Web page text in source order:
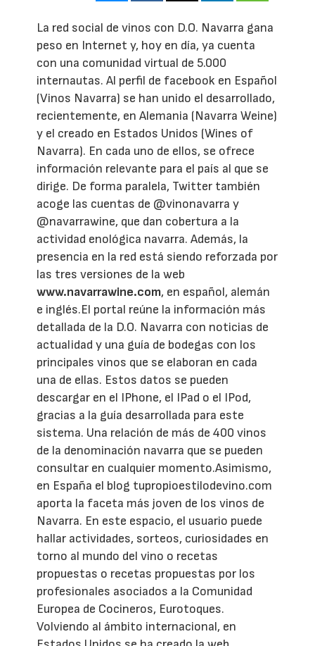
La red social de vinos con D.O. Navarra gana
peso en Internet y, hoy en día, ya cuenta
con una comunidad virtual de 5.000
internautas. Al perfil de facebook en Español
(Vinos Navarra) se han unido el desarrollado,
recientemente, en Alemania (Navarra Weine)
y el creado en Estados Unidos (Wines of
Navarra). En cada uno de ellos, se ofrece
información relevante para el país al que se
dirige. De forma paralela, Twitter también
acoge las cuentas de @vinonavarra y
@navarrawine, que dan cobertura a la
actividad enológica navarra. Además, la
presencia en la red está siendo reforzada por
las tres versiones de la web
www.navarrawine.com, en español, alemán
e inglés.El portal reúne la información más
detallada de la D.O. Navarra con noticias de
actualidad y una guía de bodegas con los
principales vinos que se elaboran en cada
una de ellas. Estos datos se pueden
descargar en el IPhone, el IPad o el IPod,
gracias a la guía desarrollada para este
sistema. Una relación de más de 400 vinos
de la denominación navarra que se pueden
consultar en cualquier momento.Asimismo,
en España el blog tupropioestilodevino.com
aporta la faceta más joven de los vinos de
Navarra. En este espacio, el usuario puede
hallar actividades, sorteos, curiosidades en
torno al mundo del vino o recetas
propuestas o recetas propuestas por los
profesionales asociados a la Comunidad
Europea de Cocineros, Eurotoques.
Volviendo al ámbito internacional, en